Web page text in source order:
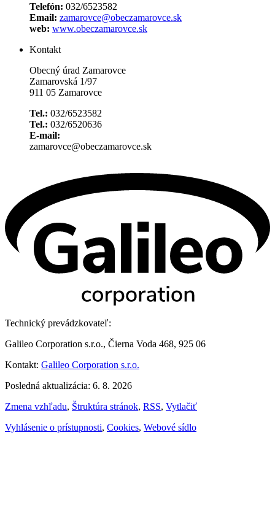
Telefón: 032/6523582
Email: zamarovce@obeczamarovce.sk
web: www.obeczamarovce.sk
Kontakt
Obecný úrad Zamarovce
Zamarovská 1/97
911 05 Zamarovce
Tel.: 032/6523582
Tel.: 032/6520636
E-mail:
zamarovce@obeczamarovce.sk
Technický prevádzkovateľ:
Galileo Corporation s.r.o., Čierna Voda 468, 925 06
Kontakt: Galileo Corporation s.r.o.
Posledná aktualizácia: 6. 8. 2026
Zmena vzhľadu, Štruktúra stránok, RSS, Vytlačiť
Vyhlásenie o prístupnosti, Cookies, Webové sídlo